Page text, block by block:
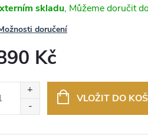
skladu
doručení
Kč
VLOŽIT DO